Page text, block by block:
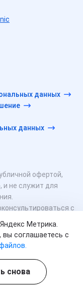
данных
данных
офертой,
и не служит для
с
медицинскими
Метрика.
соглашаетесь с
снова